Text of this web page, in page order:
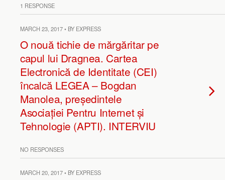
1 RESPONSE
MARCH 23, 2017 • BY EXPRESS
O nouă tichie de mărgăritar pe
capul lui Dragnea. Cartea
Electronică de Identitate (CEI)
încalcă LEGEA – Bogdan
Manolea, președintele
Asociației Pentru Internet și
Tehnologie (APTI). INTERVIU
NO RESPONSES
MARCH 20, 2017 • BY EXPRESS